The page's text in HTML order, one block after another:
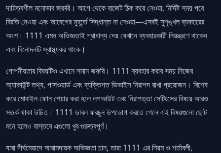
দায়িত্বশীল মনোভাব জরুরি। আগে থেকে বাজেট ঠিক করে নেওয়া, নির্দিষ্ট সময় পরে
বিরতি নেওয়া এবং আবেগের মুহূর্তে সিদ্ধান্ত না নেওয়া—এসবই সুশৃঙ্খল ব্যবহারের
অংশ। 1111 এমন অভিজ্ঞতাই প্রাধান্য দেয় যেখানে ব্যবহারকারী নিয়ন্ত্রণে থাকেন
এবং বিনোদনটি স্বাস্থ্যকর থাকে।
গোপনীয়তার বিষয়টিও এখানে সমান জরুরি। 1111 ব্যবহার করার সময় নিজের
অ্যাকাউন্ট তথ্য, পাসওয়ার্ড এবং ব্যক্তিগত ডিভাইস নিরাপদ রাখা প্রয়োজন। বিশেষ
করে মোবাইল ফোন শেয়ার করা হলে লগআউট এবং নিরাপত্তা সেটিংসের বিষয়ে আরও
সতর্ক থাকা উচিত। 1111 ডাবল ফরচুন উপভোগ করতে গেলে এই বিষয়গুলো ছোট
মনে হলেও বাস্তবে এগুলো খুব গুরুত্বপূর্ণ।
যারা দীর্ঘমেয়াদে আরামদায়ক অভিজ্ঞতা চান, তারা 1111 এর নিয়ম ও শর্তাবলী,